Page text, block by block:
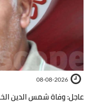
08-08-2026
عاجل: وفاة شمس الدين